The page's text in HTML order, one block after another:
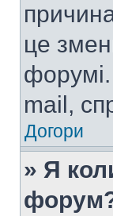
це
mail,
Догори
» Я